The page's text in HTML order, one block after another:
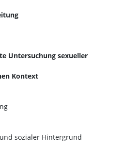
Untersuchung sexueller
Kontext
sozialer Hintergrund